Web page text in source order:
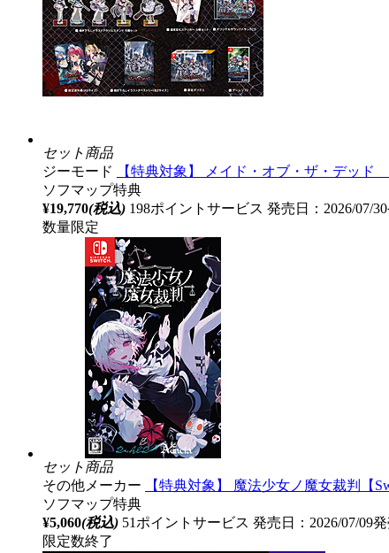
セット商品
ジーモード
【特典対象】 メイド・オブ・ザ・デッ
ソフマップ特典
¥19,770(税込) 198ポイントサービス 発売日：2026/07/
数量限定
セット商品
その他メーカー
【特典対象】 魔法少女ノ魔女裁判【
ソフマップ特典
¥5,060(税込) 51ポイントサービス 発売日：2026/07/09
限定数終了